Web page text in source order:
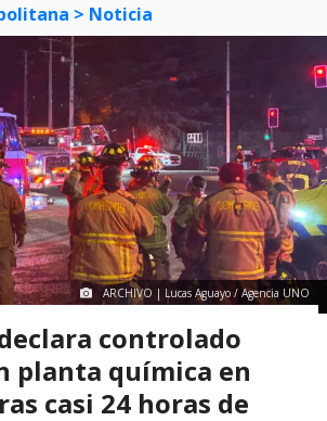
> Noticia
ARCHIVO | Lucas Aguayo / Agencia UNO
controlado
planta química en
casi 24 horas de